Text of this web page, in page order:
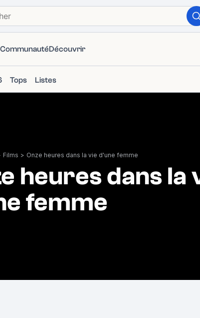
CommunautéDécouvrir
Tops Listes
Films > Onze heures dans la vie d'une femme
heures dans la
femme